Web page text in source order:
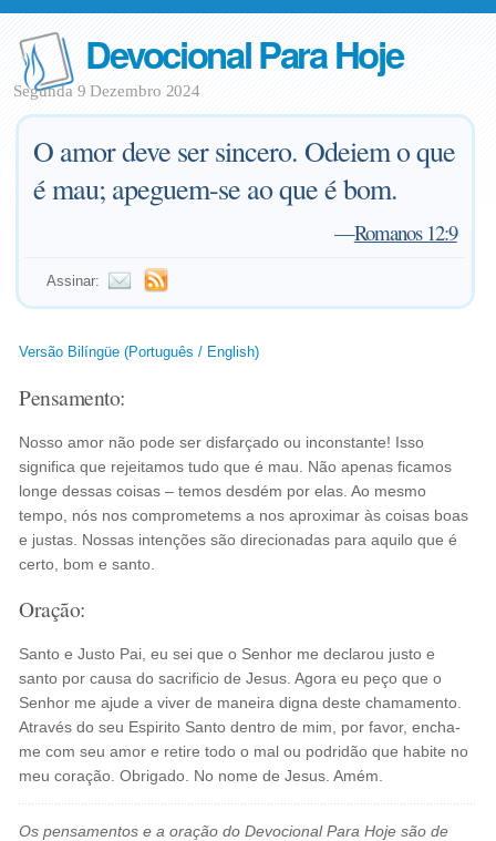
Devocional Para Hoje
Segunda 9 Dezembro 2024
O amor deve ser sincero. Odeiem o que
é mau; apeguem-se ao que é bom.
—Romanos 12:9
Assinar:
Versão Bilíngüe (Português / English)
Pensamento:
Nosso amor não pode ser disfarçado ou inconstante! Isso
significa que rejeitamos tudo que é mau. Não apenas ficamos
longe dessas coisas – temos desdém por elas. Ao mesmo
tempo, nós nos comprometems a nos aproximar às coisas boas
e justas. Nossas intenções são direcionadas para aquilo que é
certo, bom e santo.
Oração:
Santo e Justo Pai, eu sei que o Senhor me declarou justo e
santo por causa do sacrificio de Jesus. Agora eu peço que o
Senhor me ajude a viver de maneira digna deste chamamento.
Através do seu Espirito Santo dentro de mim, por favor, encha-
me com seu amor e retire todo o mal ou podridão que habite no
meu coração. Obrigado. No nome de Jesus. Amém.
Os pensamentos e a oração do Devocional Para Hoje são de